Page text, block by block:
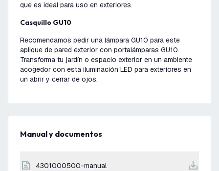
que es ideal para uso en exteriores.
Casquillo GU10
Recomendamos pedir una lámpara GU10 para este
aplique de pared exterior con portalámparas GU10.
Transforma tu jardín o espacio exterior en un ambiente
acogedor con esta iluminación LED para exteriores en
un abrir y cerrar de ojos.
Manual y documentos
4301000500-manual